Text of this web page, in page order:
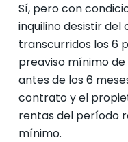
Sí, pero con
inquilino desistir
transcurridos los 6
preaviso mínimo de
antes de los 6
contrato y el
rentas del período
mínimo.